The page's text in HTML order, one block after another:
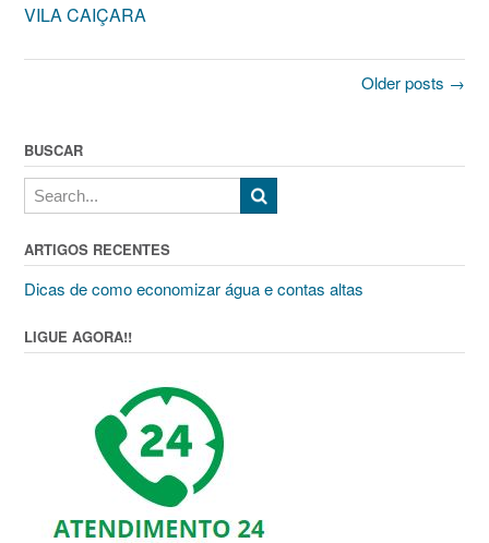
VILA CAIÇARA
Older posts →
BUSCAR
ARTIGOS RECENTES
Dicas de como economizar água e contas altas
LIGUE AGORA!!